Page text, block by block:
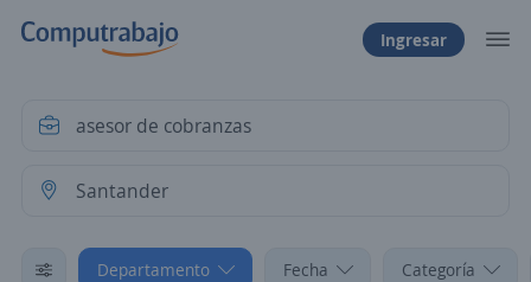
Ingresar
Departamento Fecha Categoría